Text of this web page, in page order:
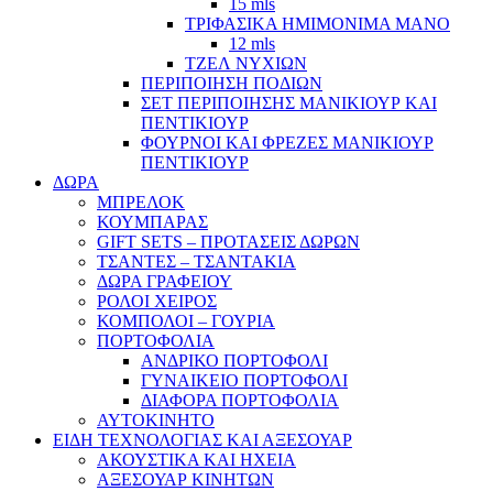
15 mls
ΤΡΙΦΑΣΙΚΑ ΗΜΙΜΟΝΙΜΑ ΜΑΝΟ
12 mls
ΤΖΕΛ ΝΥΧΙΩΝ
ΠΕΡΙΠΟΙΗΣΗ ΠΟΔΙΩΝ
ΣΕΤ ΠΕΡΙΠΟΙΗΣΗΣ ΜΑΝΙΚΙΟΥΡ ΚΑΙ
ΠΕΝΤΙΚΙΟΥΡ
ΦΟΥΡΝΟΙ ΚΑΙ ΦΡΕΖΕΣ ΜΑΝΙΚΙΟΥΡ
ΠΕΝΤΙΚΙΟΥΡ
ΔΩΡΑ
ΜΠΡΕΛΟΚ
ΚΟΥΜΠΑΡΑΣ
GIFT SETS – ΠΡΟΤΑΣΕΙΣ ΔΩΡΩΝ
ΤΣΑΝΤΕΣ – ΤΣΑΝΤΑΚΙΑ
ΔΩΡΑ ΓΡΑΦΕΙΟΥ
ΡΟΛΟΙ ΧΕΙΡΟΣ
ΚΟΜΠΟΛΟΙ – ΓΟΥΡΙΑ
ΠΟΡΤΟΦΟΛΙΑ
ΑΝΔΡΙΚΟ ΠΟΡΤΟΦΟΛΙ
ΓΥΝΑΙΚΕΙΟ ΠΟΡΤΟΦΟΛΙ
ΔΙΑΦΟΡΑ ΠΟΡΤΟΦΟΛΙΑ
ΑΥΤΟΚΙΝΗΤΟ
ΕΙΔΗ ΤΕΧΝΟΛΟΓΙΑΣ ΚΑΙ ΑΞΕΣΟΥΑΡ
ΑΚΟΥΣΤΙΚΑ ΚΑΙ ΗΧΕΙΑ
ΑΞΕΣΟΥΑΡ ΚΙΝΗΤΩΝ